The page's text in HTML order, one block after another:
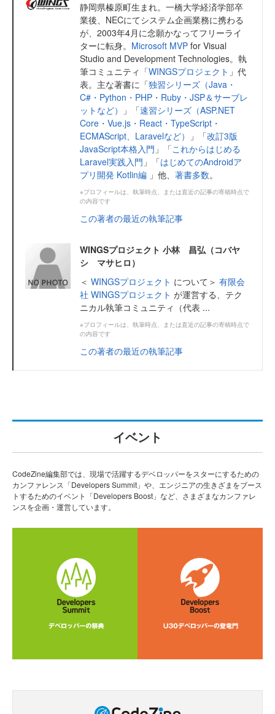
静岡県榛原町生まれ。一橋大学経済学部卒
業後、NECにてシステム企画業務に携わる
が、2003年4月に念願かなってフリーライ
ターに転身。 Microsoft MVP for Visual
Studio and Development Technologies。執
筆コミュニティ「WINGSプロジェクト 」代
表。主な著書に「独習シリーズ（Java・
C#・Python・PHP・Ruby・JSP＆サーブレ
ットなど）
」「速習シリーズ（ASP.NET
Core・Vue.js・React・TypeScript・
ECMAScript、Laravelなど）
」「改訂3版
JavaScript本格入門 」「これからはじめる
Laravel実践入門 」「はじめてのAndroidア
プリ開発 Kotlin編 」他、 著書多数。
※プロフィールは、執筆時点、または直近の記事の寄稿時点で
の内容です
この著者の最近の執筆記事
WINGSプロジェクト 小林 昌弘（コバヤ
シ マサヒロ）
＜ WINGSプロジェクト について＞ 有限会
社 WINGSプロジェクト が運営する、テク
ニカル執筆コミュニティ（代表 ...
※プロフィールは、執筆時点、または直近の記事の寄稿時点で
の内容です
この著者の最近の執筆記事
イベント
CodeZine編集部では、現場で活躍するデベロッパーをスターにするための
カンファレンス「Developers Summit」や、エンジニアの生きざまをブース
トするためのイベント「Developers Boost」など、さまざまなカンファレ
ンスを企画・運営しています。